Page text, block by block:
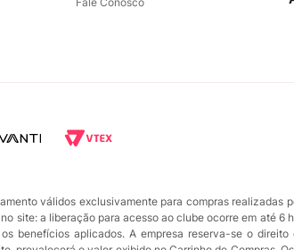
Fale Conosco
válidos exclusivamente para compras
site: a liberação para acesso ao clube ocorre em até
benefícios aplicados. A empresa reserva-se o